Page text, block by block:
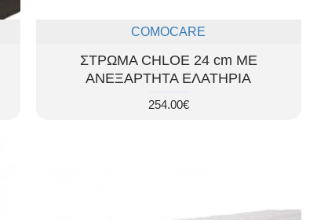
COMOCARE
ΣΤΡΩΜΑ CHLOE 24 cm ΜΕ
ΑΝΕΞΑΡΤΗΤΑ ΕΛΑΤΗΡΙΑ
254.00€